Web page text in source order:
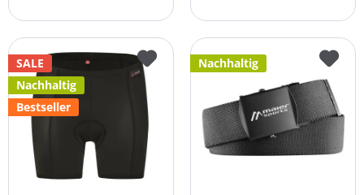
SALE
Nachhaltig
Bestseller
Nachhaltig